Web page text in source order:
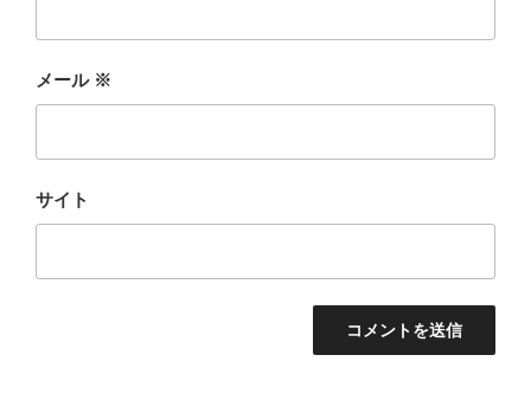
メール ※
サイト